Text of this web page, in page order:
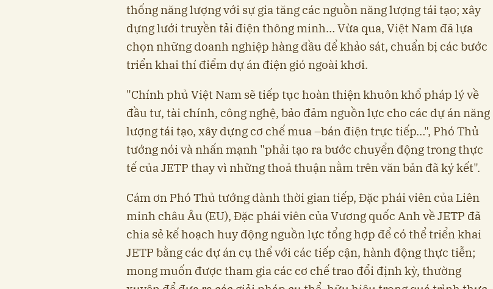
thống năng lượng với sự gia tăng các nguồn năng lượng tái tạo; xây
dựng lưới truyền tải điện thông minh… Vừa qua, Việt Nam đã lựa
chọn những doanh nghiệp hàng đầu để khảo sát, chuẩn bị các bước
triển khai thí điểm dự án điện gió ngoài khơi.
"Chính phủ Việt Nam sẽ tiếp tục hoàn thiện khuôn khổ pháp lý về
đầu tư, tài chính, công nghệ, bảo đảm nguồn lực cho các dự án năng
lượng tái tạo, xây dựng cơ chế mua –bán điện trực tiếp…", Phó Thủ
tướng nói và nhấn mạnh "phải tạo ra bước chuyển động trong thực
tế của JETP thay vì những thoả thuận nằm trên văn bản đã ký kết".
Cám ơn Phó Thủ tướng dành thời gian tiếp, Đặc phái viên của Liên
minh châu Âu (EU), Đặc phái viên của Vương quốc Anh về JETP đã
chia sẻ kế hoạch huy động nguồn lực tổng hợp để có thể triển khai
JETP bằng các dự án cụ thể với các tiếp cận, hành động thực tiễn;
mong muốn được tham gia các cơ chế trao đổi định kỳ, thường